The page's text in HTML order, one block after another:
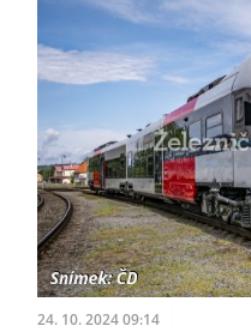
24. 10. 2024 09:14